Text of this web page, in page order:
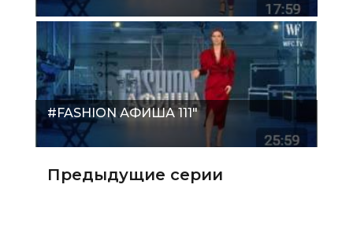
#FASHION АФИША 111"
Предыдущие серии